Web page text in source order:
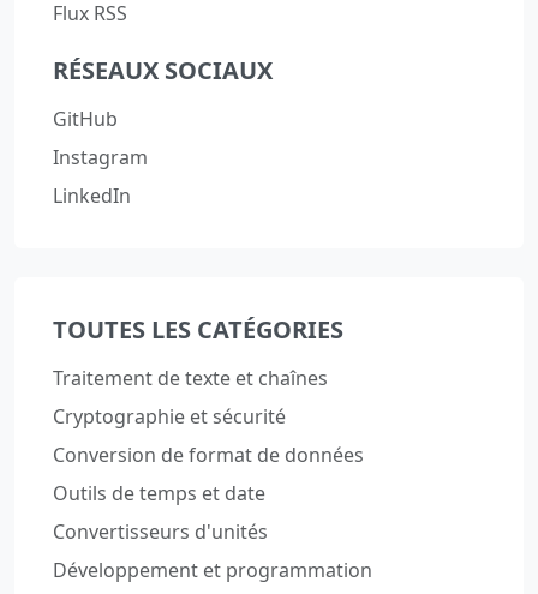
Flux RSS
RÉSEAUX SOCIAUX
GitHub
Instagram
LinkedIn
TOUTES LES CATÉGORIES
Traitement de texte et chaînes
Cryptographie et sécurité
Conversion de format de données
Outils de temps et date
Convertisseurs d'unités
Développement et programmation